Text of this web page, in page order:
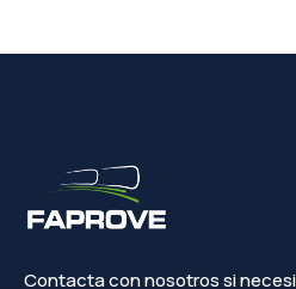
Contacta con nosotros si